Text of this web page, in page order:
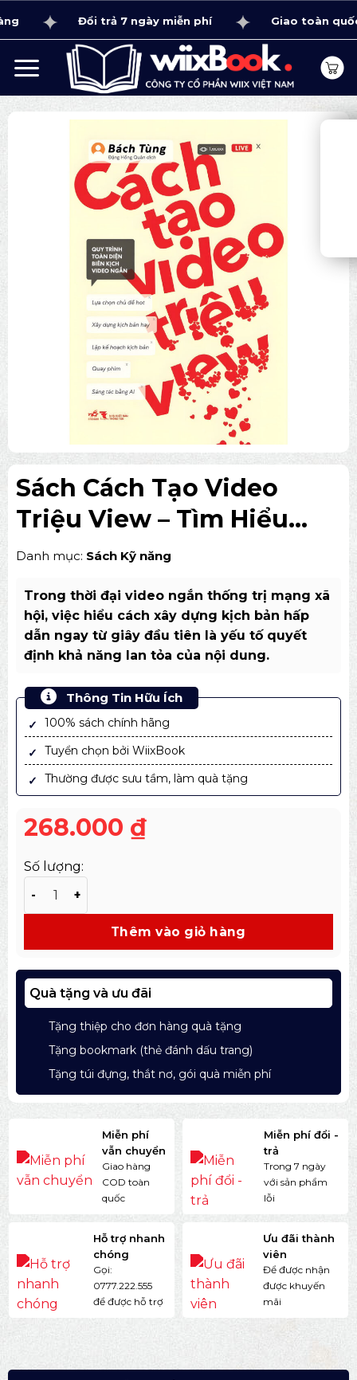
qua
dung
Đổi trả 7 ngày miễn phí Giao toàn quốc 1 -
Sách Cách Tạo Video
Triệu View – Tìm Hiểu
Kịch Bản Chuẩn Viral
Danh mục: Sách Kỹ năng
Trong thời đại video ngắn thống trị mạng xã
hội, việc hiểu cách xây dựng kịch bản hấp
dẫn ngay từ giây đầu tiên là yếu tố quyết
định khả năng lan tỏa của nội dung.
Thông Tin Hữu Ích
100% sách chính hãng
Tuyển chọn bởi WiixBook
Thường được sưu tầm, làm quà tặng
268.000 ₫
Số lượng:
Thêm vào giỏ hàng
Quà tặng và ưu đãi
Tặng thiệp cho đơn hàng quà tặng
Tặng bookmark (thẻ đánh dấu trang)
Tặng túi đựng, thắt nơ, gói quà miễn phí
Miễn phí
vẫn chuyển
Giao hàng
COD toàn
quốc
Miễn phí đổi -
trả
Trong 7 ngày
với sản phẩm
lỗi
Hỗ trợ nhanh
chóng
Gọi:
0777.222.555
để được hỗ trợ
Ưu đãi thành
viên
Để được nhận
được khuyến
mãi